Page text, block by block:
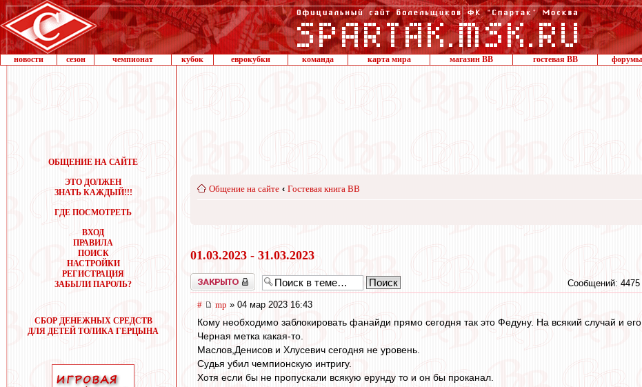
новости сезон чемпионат кубок еврокубки команда карта мира магазин ВВ гостевая ВВ форумы
ОБЩЕНИЕ НА САЙТЕ
ЭТО ДОЛЖЕН
ЗНАТЬ КАЖДЫЙ!!!
ГДЕ ПОСМОТРЕТЬ
ВХОД
ПРАВИЛА
ПОИСК
НАСТРОЙКИ
РЕГИСТРАЦИЯ
ЗАБЫЛИ ПАРОЛЬ?
СБОР ДЕНЕЖНЫХ СРЕДСТВ
ДЛЯ ДЕТЕЙ ТОЛИКА ГЕРЦЫНА
Общение на сайте ‹ Гостевая книга ВВ
01.03.2023 - 31.03.2023
Закрыто Сообщений: 4475
# mp » 04 мар 2023 16:43
Кому необходимо заблокировать фанайди прямо сегодня так это Федуну. На всякий случай и
Черная метка какая-то.
Маслов,Денисов и Хлусевич сегодня не уровень.
Судья убил чемпионскую интригу.
Хотя если бы не пропускали всякую ерунду то и он бы проканал.